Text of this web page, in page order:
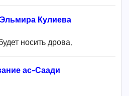
Кулиева
носить дрова,
ас-Саади